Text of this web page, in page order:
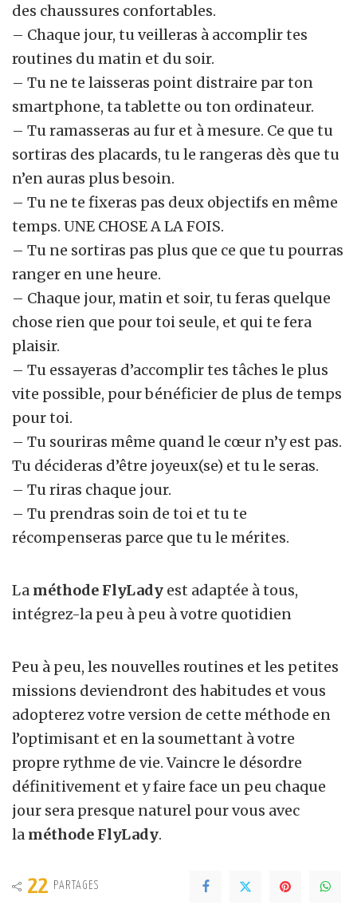
des chaussures confortables.
– Chaque jour, tu veilleras à accomplir tes
routines du matin et du soir.
– Tu ne te laisseras point distraire par ton
smartphone, ta tablette ou ton ordinateur.
– Tu ramasseras au fur et à mesure. Ce que tu
sortiras des placards, tu le rangeras dès que tu
n’en auras plus besoin.
– Tu ne te fixeras pas deux objectifs en même
temps. UNE CHOSE A LA FOIS.
– Tu ne sortiras pas plus que ce que tu pourras
ranger en une heure.
– Chaque jour, matin et soir, tu feras quelque
chose rien que pour toi seule, et qui te fera
plaisir.
– Tu essayeras d’accomplir tes tâches le plus
vite possible, pour bénéficier de plus de temps
pour toi.
– Tu souriras même quand le cœur n’y est pas.
Tu décideras d’être joyeux(se) et tu le seras.
– Tu riras chaque jour.
– Tu prendras soin de toi et tu te
récompenseras parce que tu le mérites.
La méthode FlyLady est adaptée à tous,
intégrez-la peu à peu à votre quotidien
Peu à peu, les nouvelles routines et les petites
missions deviendront des habitudes et vous
adopterez votre version de cette méthode en
l’optimisant et en la soumettant à votre
propre rythme de vie. Vaincre le désordre
définitivement et y faire face un peu chaque
jour sera presque naturel pour vous avec
la méthode FlyLady.
22 PARTAGES